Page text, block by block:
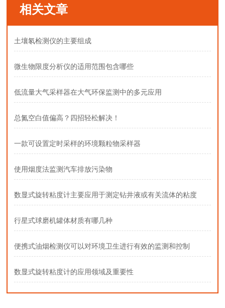
相关文章
土壤氡检测仪的主要组成
微生物限度分析仪的适用范围包含哪些
低流量大气采样器在大气环保监测中的多元应用
总氮空白值偏高？四招轻松解决！
一款可设置定时采样的环境颗粒物采样器
使用烟度法监测汽车排放污染物
数显式旋转粘度计主要应用于测定钻井液或有关流体的粘度
行星式球磨机罐体材质有哪几种
便携式油烟检测仪可以对环境卫生进行有效的监测和控制
数显式旋转粘度计的应用领域及重要性